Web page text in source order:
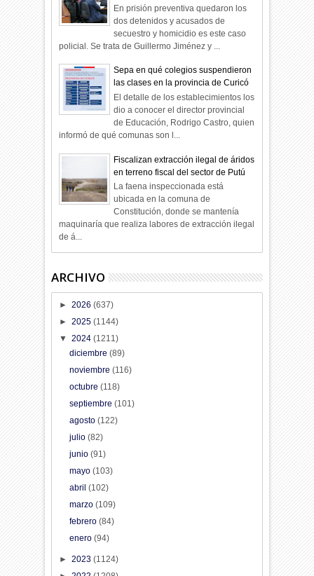
En prisión preventiva quedaron los
dos detenidos y acusados de
secuestro y homicidio es este caso
policial. Se trata de Guillermo Jiménez y ...
Sepa en qué colegios suspendieron
las clases en la provincia de Curicó
El detalle de los establecimientos los
dio a conocer el director provincial
de Educación, Rodrigo Castro, quien
informó de qué comunas son l...
Fiscalizan extracción ilegal de áridos
en terreno fiscal del sector de Putú
La faena inspeccionada está
ubicada en la comuna de
Constitución, donde se mantenía
maquinaría que realiza labores de extracción ilegal
de á...
ARCHIVO
►2026(637)
►2025(1144)
▼2024(1211)
diciembre (89)
noviembre (116)
octubre (118)
septiembre (101)
agosto (122)
julio (82)
junio (91)
mayo (103)
abril (102)
marzo (109)
febrero (84)
enero (94)
►2023(1124)